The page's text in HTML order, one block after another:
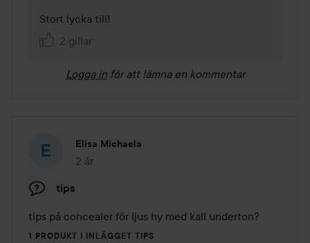
Stort lycka till!
2 gillar
Logga in för att lämna en kommentar
Elisa Michaela
2 år
Inlägget skapades 2 år
tips
tips på concealer för ljus hy med kall underton?
1 PRODUKT I INLÄGGET TIPS